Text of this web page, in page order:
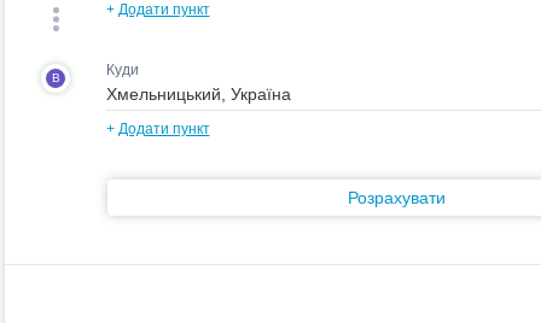
+ Додати пункт
B Куди
+ Додати пункт
Розрахувати